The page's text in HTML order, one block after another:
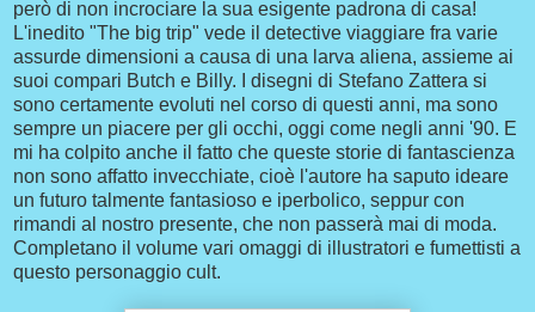
però di non incrociare la sua esigente padrona di casa!
L'inedito "The big trip" vede il detective viaggiare fra varie
assurde dimensioni a causa di una larva aliena, assieme ai
suoi compari Butch e Billy. I disegni di Stefano Zattera si
sono certamente evoluti nel corso di questi anni, ma sono
sempre un piacere per gli occhi, oggi come negli anni '90. E
mi ha colpito anche il fatto che queste storie di fantascienza
non sono affatto invecchiate, cioè l'autore ha saputo ideare
un futuro talmente fantasioso e iperbolico, seppur con
rimandi al nostro presente, che non passerà mai di moda.
Completano il volume vari omaggi di illustratori e fumettisti a
questo personaggio cult.